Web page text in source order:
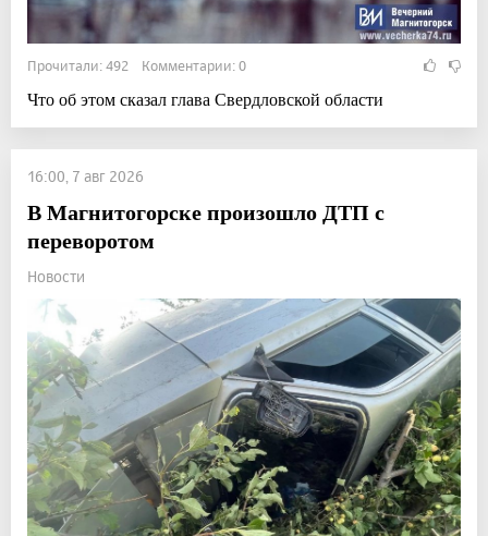
Прочитали: 492 Комментарии: 0
Что об этом сказал глава Свердловской области
16:00, 7 авг 2026
В Магнитогорске произошло ДТП с
переворотом
Новости